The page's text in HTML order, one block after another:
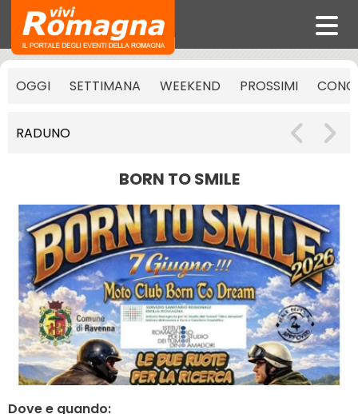
OGGI SETTIMANA WEEKEND PROSSIMI
RADUNO
BORN TO SMILE
Dove e quando: